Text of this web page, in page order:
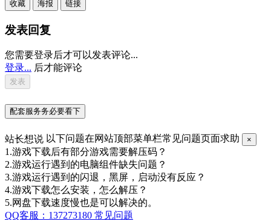
收藏 海报 链接
发表回复
您需要登录后才可以发表评论...
登录... 后才能评论
配套服务务必要看下
站长想说 以下问题在网站顶部菜单栏常见问题页面求助 ×
1.游戏下载后有部分游戏需要解压码？
2.游戏运行遇到的电脑组件缺失问题？
3.游戏运行遇到的闪退，黑屏，启动没有反应？
4.游戏下载怎么安装，怎么解压？
5.网盘下载速度慢也是可以解决的。
QQ客服：137273180 常见问题